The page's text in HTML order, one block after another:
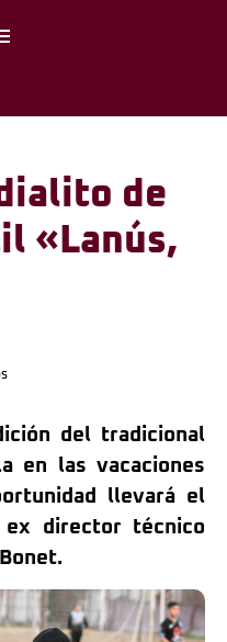
de
«Lanús,
del tradicional
en las vacaciones
llevará el
ex director técnico